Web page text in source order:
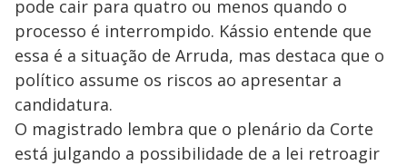
pode cair para quatro ou menos quando o
processo é interrompido. Kássio entende que
essa é a situação de Arruda, mas destaca que o
político assume os riscos ao apresentar a
candidatura.
O magistrado lembra que o plenário da Corte
está julgando a possibilidade de a lei retroagir